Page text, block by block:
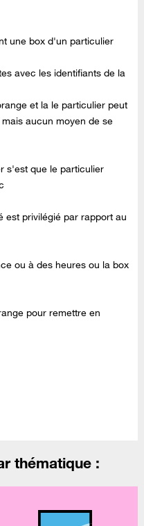
une box d'un particulier
avec les identifiants de la
et la le particulier peut
aucun moyen de se
s'est que le particulier
est privilégié par rapport au
ou à des heures ou la box
pour remettre en
thématique :